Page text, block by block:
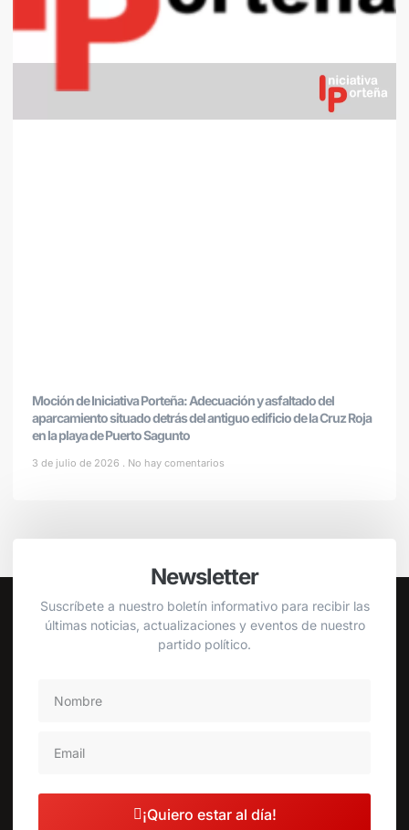
Moción de Iniciativa Porteña: Adecuación y asfaltado del
aparcamiento situado detrás del antiguo edificio de la Cruz Roja
en la playa de Puerto Sagunto
3 de julio de 2026 No hay comentarios
Newsletter
Suscríbete a nuestro boletín informativo para recibir las
últimas noticias, actualizaciones y eventos de nuestro
partido político.
¡Quiero estar al día!